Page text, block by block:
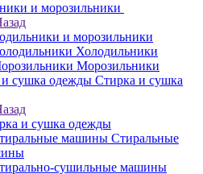
и морозильники
и морозильники
Холодильники
Морозильники
Стирка и сушка
и сушка одежды
Стиральные